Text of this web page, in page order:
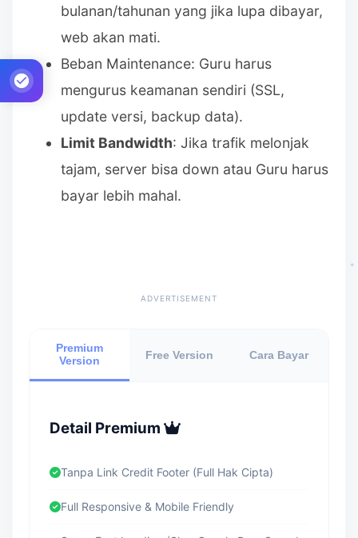
bulanan/tahunan yang jika lupa dibayar,
web akan mati.
Beban Maintenance: Guru harus
mengurus keamanan sendiri (SSL,
update versi, backup data).
Limit Bandwidth: Jika trafik melonjak
tajam, server bisa down atau Guru harus
bayar lebih mahal.
ADVERTISEMENT
Premium
Version
Free Version Cara Bayar
Detail Premium
Tanpa Link Credit Footer (Full Hak Cipta)
Full Responsive & Mobile Friendly